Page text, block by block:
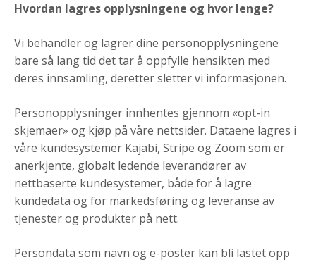
Hvordan lagres opplysningene og hvor lenge?
Vi behandler og lagrer dine personopplysningene
bare så lang tid det tar å oppfylle hensikten med
deres innsamling, deretter sletter vi informasjonen.
Personopplysninger innhentes gjennom «opt-in
skjemaer» og kjøp på våre nettsider. Dataene lagres i
våre kundesystemer Kajabi, Stripe og Zoom som er
anerkjente, globalt ledende leverandører av
nettbaserte kundesystemer, både for å lagre
kundedata og for markedsføring og leveranse av
tjenester og produkter på nett.
Persondata som navn og e-poster kan bli lastet opp